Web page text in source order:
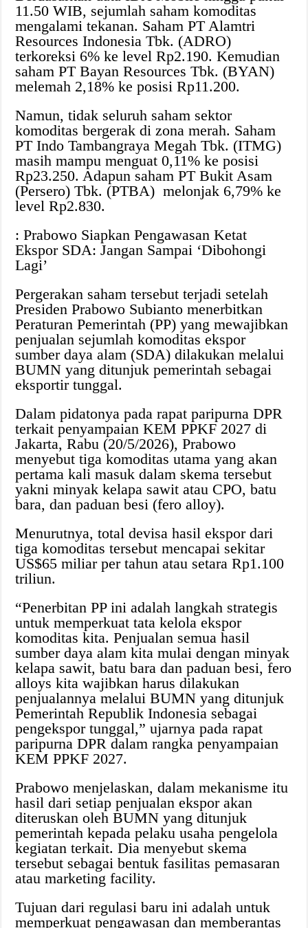
11.50 WIB, sejumlah saham komoditas
mengalami tekanan. Saham PT Alamtri
Resources Indonesia Tbk. (ADRO)
terkoreksi 6% ke level Rp2.190. Kemudian
saham PT Bayan Resources Tbk. (BYAN)
melemah 2,18% ke posisi Rp11.200.
Namun, tidak seluruh saham sektor
komoditas bergerak di zona merah. Saham
PT Indo Tambangraya Megah Tbk. (ITMG)
masih mampu menguat 0,11% ke posisi
Rp23.250. Adapun saham PT Bukit Asam
(Persero) Tbk. (PTBA) melonjak 6,79% ke
level Rp2.830.
: Prabowo Siapkan Pengawasan Ketat
Ekspor SDA: Jangan Sampai ‘Dibohongi
Lagi’
Pergerakan saham tersebut terjadi setelah
Presiden Prabowo Subianto menerbitkan
Peraturan Pemerintah (PP) yang mewajibkan
penjualan sejumlah komoditas ekspor
sumber daya alam (SDA) dilakukan melalui
BUMN yang ditunjuk pemerintah sebagai
eksportir tunggal.
Dalam pidatonya pada rapat paripurna DPR
terkait penyampaian KEM PPKF 2027 di
Jakarta, Rabu (20/5/2026), Prabowo
menyebut tiga komoditas utama yang akan
pertama kali masuk dalam skema tersebut
yakni minyak kelapa sawit atau CPO, batu
bara, dan paduan besi (fero alloy).
Menurutnya, total devisa hasil ekspor dari
tiga komoditas tersebut mencapai sekitar
US$65 miliar per tahun atau setara Rp1.100
triliun.
“Penerbitan PP ini adalah langkah strategis
untuk memperkuat tata kelola ekspor
komoditas kita. Penjualan semua hasil
sumber daya alam kita mulai dengan minyak
kelapa sawit, batu bara dan paduan besi, fero
alloys kita wajibkan harus dilakukan
penjualannya melalui BUMN yang ditunjuk
Pemerintah Republik Indonesia sebagai
pengekspor tunggal,” ujarnya pada rapat
paripurna DPR dalam rangka penyampaian
KEM PPKF 2027.
Prabowo menjelaskan, dalam mekanisme itu
hasil dari setiap penjualan ekspor akan
diteruskan oleh BUMN yang ditunjuk
pemerintah kepada pelaku usaha pengelola
kegiatan terkait. Dia menyebut skema
tersebut sebagai bentuk fasilitas pemasaran
atau marketing facility.
Tujuan dari regulasi baru ini adalah untuk
memperkuat pengawasan dan memberantas